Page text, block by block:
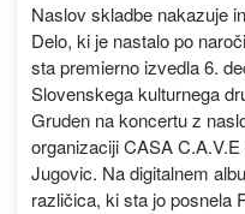
Naslov skladbe nakazuje
Delo, ki je nastalo po
sta premierno izvedla 6.
Slovenskega kulturnega
Gruden na koncertu z
organizaciji CASA
Jugovic. Na digitalnem
različica, ki sta jo posnela